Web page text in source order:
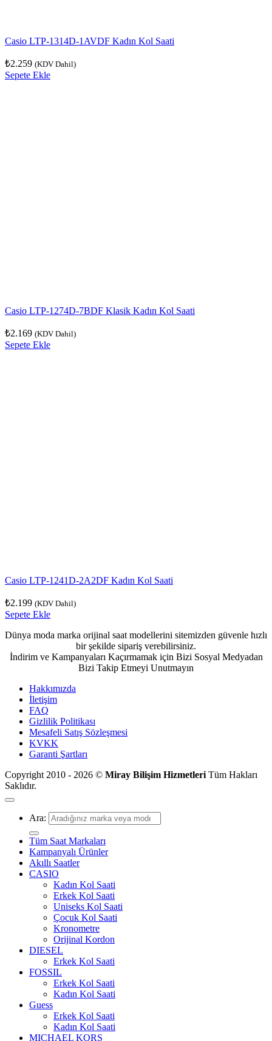
Casio LTP-1314D-1AVDF Kadın Kol Saati
₺2.259 (KDV Dahil)
Sepete Ekle
Casio LTP-1274D-7BDF Klasik Kadın Kol Saati
₺2.169 (KDV Dahil)
Sepete Ekle
Casio LTP-1241D-2A2DF Kadın Kol Saati
₺2.199 (KDV Dahil)
Sepete Ekle
Dünya moda marka orijinal saat modellerini sitemizden güvenle hızlı
bir şekilde sipariş verebilirsiniz.
İndirim ve Kampanyaları Kaçırmamak için Bizi Sosyal Medyadan
Bizi Takip Etmeyi Unutmayın
Hakkımızda
İletişim
FAQ
Gizlilik Politikası
Mesafeli Satış Sözleşmesi
KVKK
Garanti Şartları
Copyright 2010 - 2026 © Miray Bilişim Hizmetleri Tüm Hakları
Saklıdır.
Ara:
Tüm Saat Markaları
Kampanyalı Ürünler
Akıllı Saatler
CASIO
Kadın Kol Saati
Erkek Kol Saati
Uniseks Kol Saati
Çocuk Kol Saati
Kronometre
Orijinal Kordon
DIESEL
Erkek Kol Saati
FOSSIL
Erkek Kol Saati
Kadın Kol Saati
Guess
Erkek Kol Saati
Kadın Kol Saati
MICHAEL KORS